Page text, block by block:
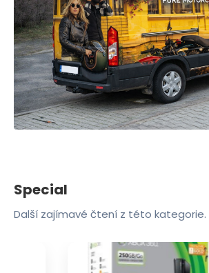
Special
Další zajímavé čtení z této kategorie.